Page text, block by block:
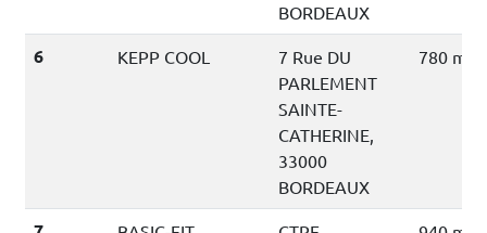
BORDEAUX
6 KEPP COOL
7 Rue DU
PARLEMENT
SAINTE-
CATHERINE,
33000
BORDEAUX
780